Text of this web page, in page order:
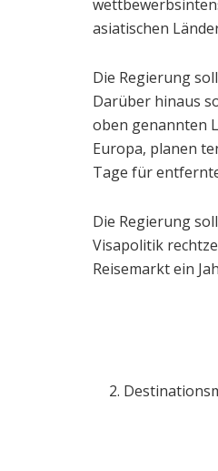
asiatischen
Die Regierung
Darüber hinaus
oben genannten
Europa, planen
Tage für
Die Regierung
Visapolitik
Reisemarkt ein